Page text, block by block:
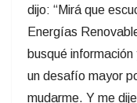
dijo: “Mirá que
Energías
busqué
un desafío mayor
mudarme. Y me